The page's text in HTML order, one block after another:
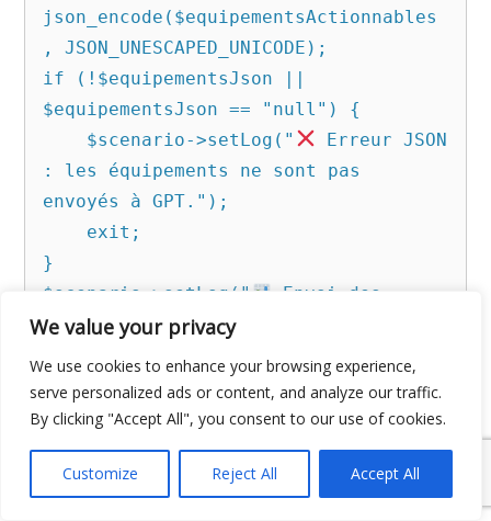
We value your privacy
We use cookies to enhance your browsing experience,
serve personalized ads or content, and analyze our traffic.
By clicking "Accept All", you consent to our use of cookies.
Customize Reject All Accept All
json_encode($equipementsActionnables
, JSON_UNESCAPED_UNICODE);
if (!$equipementsJson ||
$equipementsJson == "null") {
    $scenario->setLog("
Erreur JSON
: les équipements ne sont pas
envoyés à GPT.");
}
$scenario->setLog("
Envoi des
équipements détectés à GPT : " .
// **
Envoi à GPT-4o**
$data = [
    "model" => "gpt-4o",